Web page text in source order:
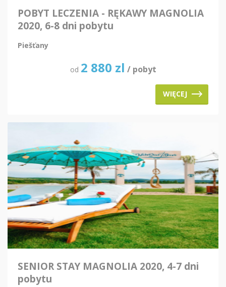
POBYT LECZENIA - RĘKAWY MAGNOLIA
2020, 6-8 dni pobytu
Piešťany
od 2 880 zl / pobyt
WIĘCEJ
SENIOR STAY MAGNOLIA 2020, 4-7 dni
pobytu